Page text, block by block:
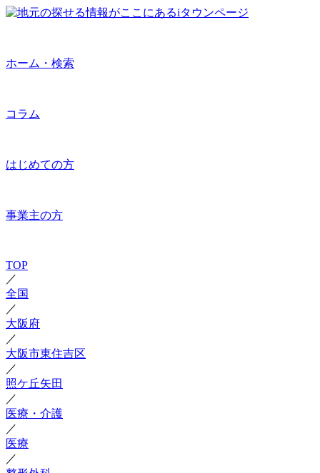
ホーム・検索
コラム
はじめての方
事業主の方
TOP
／
全国
／
大阪府
／
大阪市東住吉区
／
照ケ丘矢田
／
医療・介護
／
医療
／